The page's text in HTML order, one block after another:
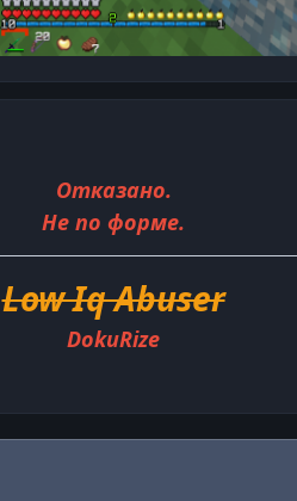
Отказано.
Не по форме.
Low Iq Abuser
DokuRize